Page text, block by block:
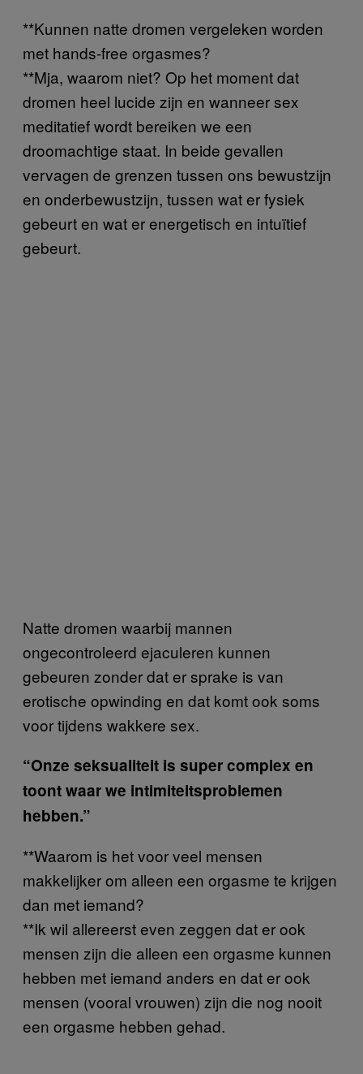
**Kunnen natte dromen vergeleken worden
met hands-free orgasmes?
**Mja, waarom niet? Op het moment dat
dromen heel lucide zijn en wanneer sex
meditatief wordt bereiken we een
droomachtige staat. In beide gevallen
vervagen de grenzen tussen ons bewustzijn
en onderbewustzijn, tussen wat er fysiek
gebeurt en wat er energetisch en intuïtief
gebeurt.
Natte dromen waarbij mannen
ongecontroleerd ejaculeren kunnen
gebeuren zonder dat er sprake is van
erotische opwinding en dat komt ook soms
voor tijdens wakkere sex.
“Onze seksualiteit is super complex en
toont waar we intimiteitsproblemen
hebben.”
**Waarom is het voor veel mensen
makkelijker om alleen een orgasme te krijgen
dan met iemand?
**Ik wil allereerst even zeggen dat er ook
mensen zijn die alleen een orgasme kunnen
hebben met iemand anders en dat er ook
mensen (vooral vrouwen) zijn die nog nooit
een orgasme hebben gehad.